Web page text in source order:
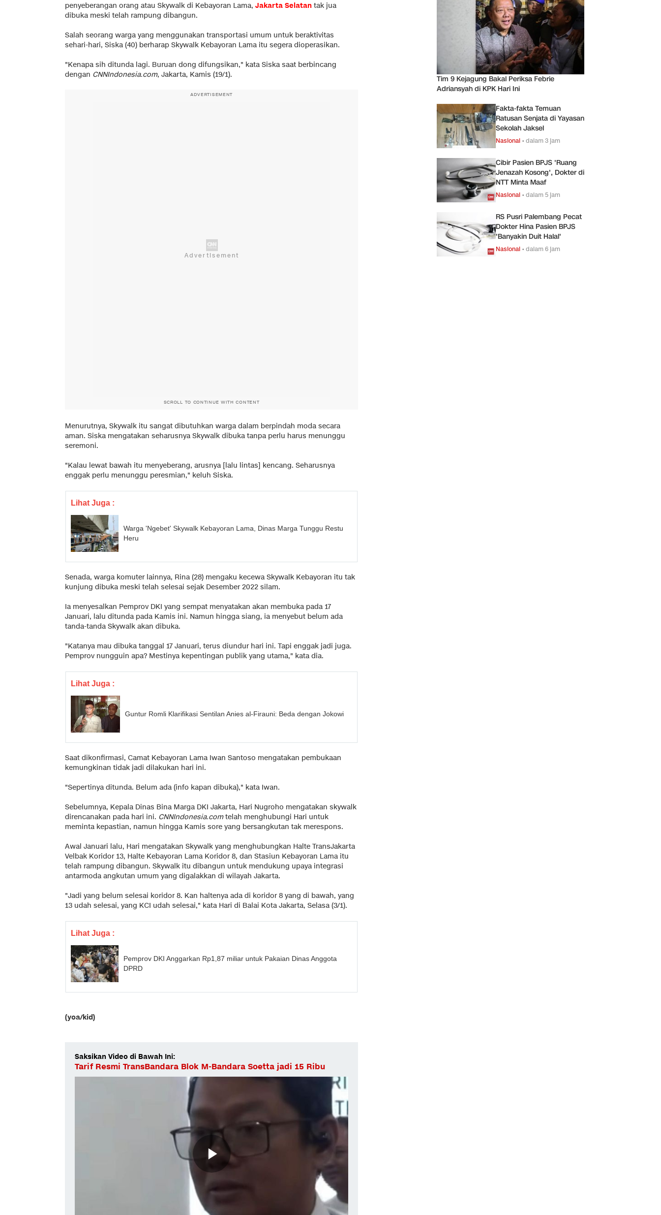
penyeberangan orang atau Skywalk di Kebayoran Lama, Jakarta Selatan tak jua
dibuka meski telah rampung dibangun.
Salah seorang warga yang menggunakan transportasi umum untuk beraktivitas
sehari-hari, Siska (40) berharap Skywalk Kebayoran Lama itu segera dioperasikan.
"Kenapa sih ditunda lagi. Buruan dong difungsikan," kata Siska saat berbincang
dengan CNNIndonesia.com, Jakarta, Kamis (19/1).
ADVERTISEMENT
SCROLL TO CONTINUE WITH CONTENT
Menurutnya, Skywalk itu sangat dibutuhkan warga dalam berpindah moda secara
aman. Siska mengatakan seharusnya Skywalk dibuka tanpa perlu harus menunggu
seremoni.
"Kalau lewat bawah itu menyeberang, arusnya [lalu lintas] kencang. Seharusnya
enggak perlu menunggu peresmian," keluh Siska.
Lihat Juga :
Warga 'Ngebet' Skywalk Kebayoran Lama, Dinas Marga Tunggu Restu
Heru
Senada, warga komuter lainnya, Rina (28) mengaku kecewa Skywalk Kebayoran itu tak
kunjung dibuka meski telah selesai sejak Desember 2022 silam.
Ia menyesalkan Pemprov DKI yang sempat menyatakan akan membuka pada 17
Januari, lalu ditunda pada Kamis ini. Namun hingga siang, ia menyebut belum ada
tanda-tanda Skywalk akan dibuka.
"Katanya mau dibuka tanggal 17 Januari, terus diundur hari ini. Tapi enggak jadi juga.
Pemprov nungguin apa? Mestinya kepentingan publik yang utama," kata dia.
Lihat Juga :
Guntur Romli Klarifikasi Sentilan Anies al-Firauni: Beda dengan Jokowi
Saat dikonfirmasi, Camat Kebayoran Lama Iwan Santoso mengatakan pembukaan
kemungkinan tidak jadi dilakukan hari ini.
"Sepertinya ditunda. Belum ada (info kapan dibuka)," kata Iwan.
Sebelumnya, Kepala Dinas Bina Marga DKI Jakarta, Hari Nugroho mengatakan skywalk
direncanakan pada hari ini. CNNIndonesia.comtelah menghubungi Hari untuk
meminta kepastian, namun hingga Kamis sore yang bersangkutan tak merespons.
Awal Januari lalu, Hari mengatakan Skywalk yang menghubungkan Halte TransJakarta
Velbak Koridor 13, Halte Kebayoran Lama Koridor 8, dan Stasiun Kebayoran Lama itu
telah rampung dibangun. Skywalk itu dibangun untuk mendukung upaya integrasi
antarmoda angkutan umum yang digalakkan di wilayah Jakarta.
"Jadi yang belum selesai koridor 8. Kan haltenya ada di koridor 8 yang di bawah, yang
13 udah selesai, yang KCI udah selesai," kata Hari di Balai Kota Jakarta, Selasa (3/1).
Lihat Juga :
Pemprov DKI Anggarkan Rp1,87 miliar untuk Pakaian Dinas Anggota
DPRD
(yoa/kid)
Saksikan Video di Bawah Ini:
Tarif Resmi TransBandara Blok M-Bandara Soetta jadi 15 Ribu
Tim 9 Kejagung Bakal Periksa Febrie
Adriansyah di KPK Hari Ini
Fakta-fakta Temuan
Ratusan Senjata di Yayasan
Sekolah Jaksel
Nasional •dalam 3 jam
Cibir Pasien BPJS 'Ruang
Jenazah Kosong', Dokter di
NTT Minta Maaf
Nasional •dalam 5 jam
RS Pusri Palembang Pecat
Dokter Hina Pasien BPJS
'Banyakin Duit Halal'
Nasional •dalam 6 jam